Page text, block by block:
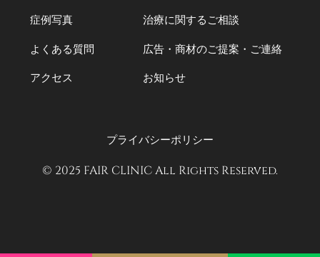
症例写真
よくある質問
アクセス
治療に関するご相談
広告・商材のご提案・ご連絡
お知らせ
プライバシーポリシー
© 2025 FAIR CLINIC All Rights Reserved.